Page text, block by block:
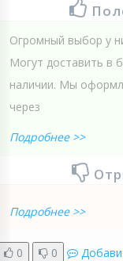
Огромный выбор у
Могут доставить в
наличии. Мы
через
Подробнее >>
Подробнее >>
0 0